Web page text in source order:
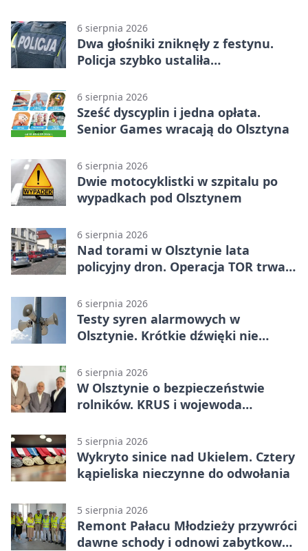
6 sierpnia 2026
Dwa głośniki zniknęły z festynu.
Policja szybko ustaliła
6 sierpnia 2026
Sześć dyscyplin i jedna opłata.
Senior Games wracają do Olsztyna
6 sierpnia 2026
Dwie motocyklistki w szpitalu po
wypadkach pod Olsztynem
6 sierpnia 2026
Nad torami w Olsztynie lata
policyjny dron. Operacja TOR trwa
6 sierpnia 2026
Testy syren alarmowych w
Olsztynie. Krótkie dźwięki nie
6 sierpnia 2026
W Olsztynie o bezpieczeństwie
rolników. KRUS i wojewoda
5 sierpnia 2026
Wykryto sinice nad Ukielem. Cztery
kąpieliska nieczynne do odwołania
5 sierpnia 2026
Remont Pałacu Młodzieży przywróci
dawne schody i odnowi zabytkowy